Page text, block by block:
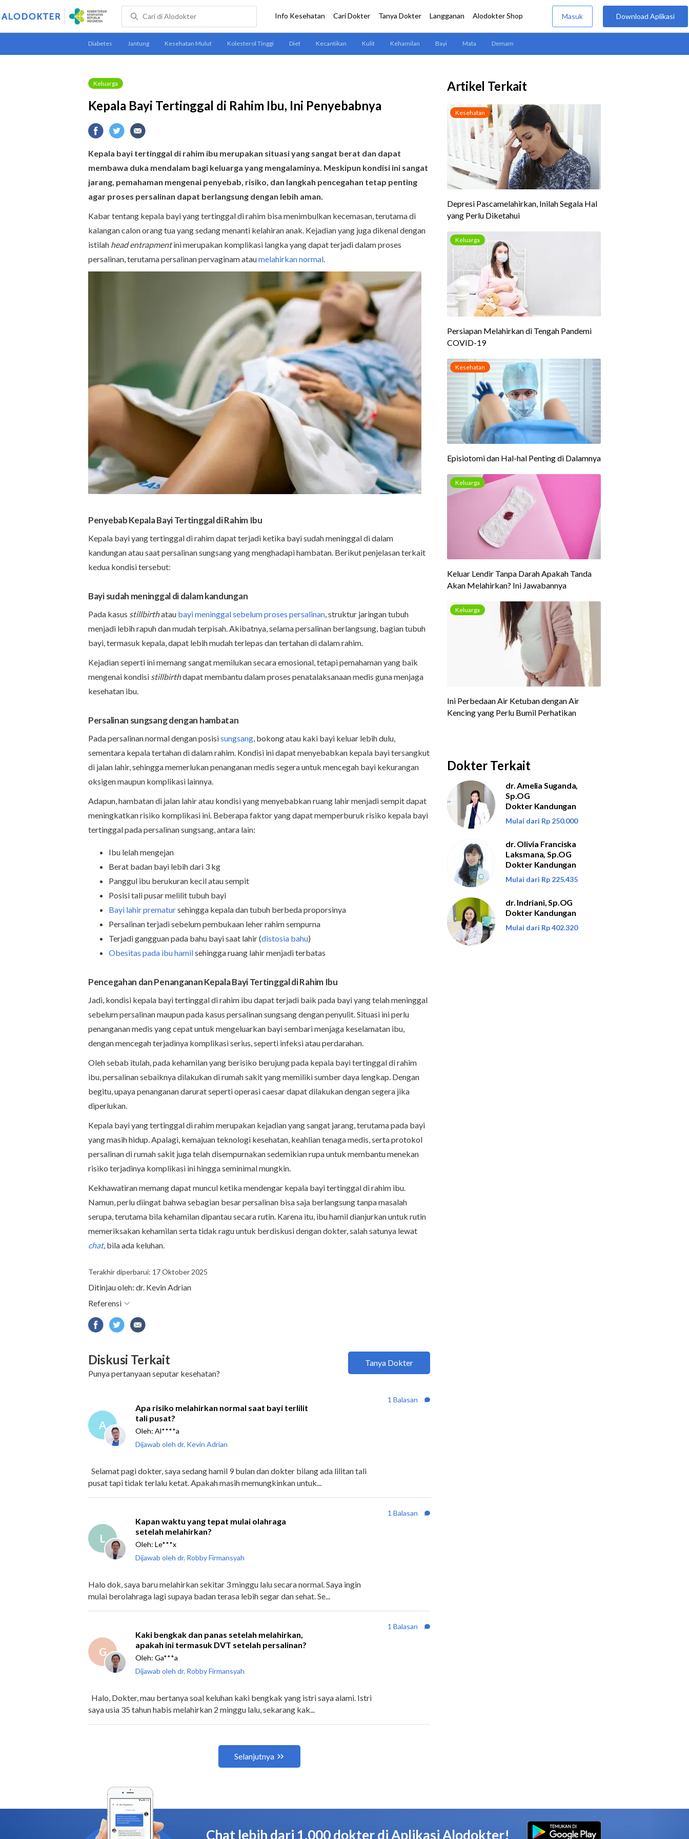
Keluarga
Kepala Bayi Tertinggal di Rahim Ibu, Ini Penyebabnya
Kepala bayi tertinggal di rahim ibu merupakan situasi yang sangat berat dan dapat
membawa duka mendalam bagi keluarga yang mengalaminya. Meskipun kondisi ini sangat
jarang, pemahaman mengenai penyebab, risiko, dan langkah pencegahan tetap penting
agar proses persalinan dapat berlangsung dengan lebih aman.
Kabar tentang kepala bayi yang tertinggal di rahim bisa menimbulkan kecemasan, terutama di
kalangan calon orang tua yang sedang menanti kelahiran anak. Kejadian yang juga dikenal dengan
istilah head entrapmentini merupakan komplikasi langka yang dapat terjadi dalam proses
persalinan, terutama persalinan pervaginam ataumelahirkan normal.
Penyebab Kepala Bayi Tertinggal di Rahim Ibu
Kepala bayi yang tertinggal di rahim dapat terjadi ketika bayi sudah meninggal di dalam
kandungan atau saat persalinan sungsang yang menghadapi hambatan. Berikut penjelasan terkait
kedua kondisi tersebut:
Bayi sudah meninggal di dalam kandungan
Pada kasus stillbirthatau bayi meninggal sebelum proses persalinan, struktur jaringan tubuh
menjadi lebih rapuh dan mudah terpisah. Akibatnya, selama persalinan berlangsung, bagian tubuh
bayi, termasuk kepala, dapat lebih mudah terlepas dan tertahan di dalam rahim.
Kejadian seperti ini memang sangat memilukan secara emosional, tetapi pemahaman yang baik
mengenai kondisi stillbirthdapat membantu dalam proses penatalaksanaan medis guna menjaga
kesehatan ibu.
Persalinan sungsang dengan hambatan
Pada persalinan normal dengan posisisungsang, bokong atau kaki bayi keluar lebih dulu,
sementara kepala tertahan di dalam rahim. Kondisi ini dapat menyebabkan kepala bayi tersangkut
di jalan lahir, sehingga memerlukan penanganan medis segera untuk mencegah bayi kekurangan
oksigen maupun komplikasi lainnya.
Adapun, hambatan di jalan lahir atau kondisi yang menyebabkan ruang lahir menjadi sempit dapat
meningkatkan risiko komplikasi ini. Beberapa faktor yang dapat memperburuk risiko kepala bayi
tertinggal pada persalinan sungsang, antara lain:
Ibu lelah mengejan
Berat badan bayi lebih dari 3 kg
Panggul ibu berukuran kecil atau sempit
Posisi tali pusar melilit tubuh bayi
Bayi lahir prematursehingga kepala dan tubuh berbeda proporsinya
Persalinan terjadi sebelum pembukaan leher rahim sempurna
Terjadi gangguan pada bahu bayi saat lahir (distosia bahu)
Obesitas pada ibu hamilsehingga ruang lahir menjadi terbatas
Pencegahan dan Penanganan Kepala Bayi Tertinggal di Rahim Ibu
Jadi, kondisi kepala bayi tertinggal di rahim ibu dapat terjadi baik pada bayi yang telah meninggal
sebelum persalinan maupun pada kasus persalinan sungsang dengan penyulit. Situasi ini perlu
penanganan medis yang cepat untuk mengeluarkan bayi sembari menjaga keselamatan ibu,
dengan mencegah terjadinya komplikasi serius, seperti infeksi atau perdarahan.
Oleh sebab itulah, pada kehamilan yang berisiko berujung pada kepala bayi tertinggal di rahim
ibu, persalinan sebaiknya dilakukan di rumah sakit yang memiliki sumber daya lengkap. Dengan
begitu, upaya penanganan darurat seperti operasi caesar dapat dilakukan dengan segera jika
diperlukan.
Kepala bayi yang tertinggal di rahim merupakan kejadian yang sangat jarang, terutama pada bayi
yang masih hidup. Apalagi, kemajuan teknologi kesehatan, keahlian tenaga medis, serta protokol
persalinan di rumah sakit juga telah disempurnakan sedemikian rupa untuk membantu menekan
risiko terjadinya komplikasi ini hingga seminimal mungkin.
Kekhawatiran memang dapat muncul ketika mendengar kepala bayi tertinggal di rahim ibu.
Namun, perlu diingat bahwa sebagian besar persalinan bisa saja berlangsung tanpa masalah
serupa, terutama bila kehamilan dipantau secara rutin. Karena itu, ibu hamil dianjurkan untuk rutin
memeriksakan kehamilan serta tidak ragu untuk berdiskusi dengan dokter, salah satunya lewat
chat, bila ada keluhan.
Terakhir diperbarui: 17 Oktober 2025
Artikel Terkait
Dokter Terkait